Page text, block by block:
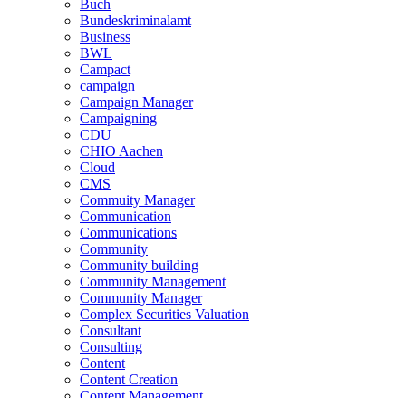
Buch
Bundeskriminalamt
Business
BWL
Campact
campaign
Campaign Manager
Campaigning
CDU
CHIO Aachen
Cloud
CMS
Commuity Manager
Communication
Communications
Community
Community building
Community Management
Community Manager
Complex Securities Valuation
Consultant
Consulting
Content
Content Creation